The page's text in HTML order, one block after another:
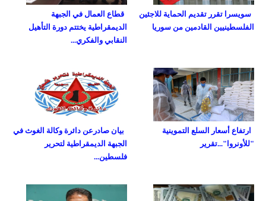
قطاع العمال في الجبهة
الديمقراطية يختتم دورة التأهيل
النقابي والفكري...
سويسرا تقرر تقديم الحماية للاجئين
الفلسطينيين القادمين من سوريا
بيان صادرعن دائرة وكالة الغوث في
الجبهة الديمقراطية لتحرير
فلسطين...
ارتفاع أسعار السلع التموينية
"للأونروا"...تقرير